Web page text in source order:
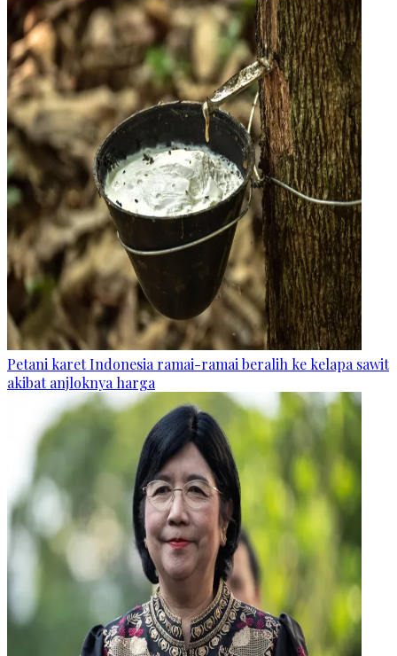
Petani karet Indonesia ramai-ramai beralih ke kelapa sawit
akibat anjloknya harga